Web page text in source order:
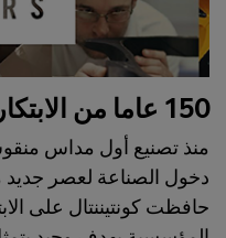
150 عاما من الابتكار
منذ تصنيع أول مداس
دخول الصناعة لعصر جديد
حافظت كونتيننتال على